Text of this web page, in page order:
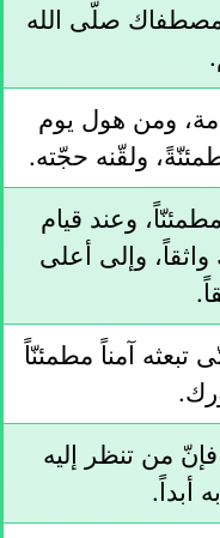
صلّى الله
ومن هول يوم
ولقّنه حجّته.
وعند قيام
واثقاً، وإلى أعلى
تبعثه آمناً مطمئنّاً
من تنظر إليه
أبداً.